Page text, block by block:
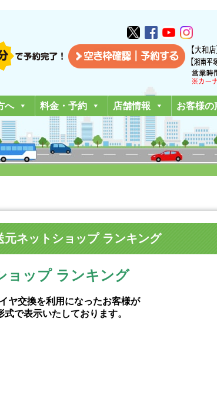
へ 料金・予約 店舗情報 お客様の
ネットショップ ランキング
ョップ ランキング
ヤ交換を利用になったお客様が
で表示いたしております。